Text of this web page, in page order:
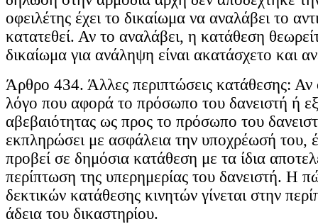
οφειλέτης έχει το δικαίωμα να αναλάβει το
κατατεθεί. Αν το αναλάβει, η κατάθεση
δικαίωμα για ανάληψη είναι ακατάσχετο και
Άρθρο 434. Άλλες περιπτώσεις κατάθεσης: Αν
λόγο που αφορά το πρόσωπο του δανειστή ή
αβεβαιότητας ως προς το πρόσωπο του
εκπληρώσει με ασφάλεια την υποχρέωσή του,
προβεί σε δημόσια κατάθεση με τα ίδια
περίπτωση της υπερημερίας του δανειστή. Η
δεκτικών κατάθεσης κινητών γίνεται στην
άδεια του δικαστηρίου.